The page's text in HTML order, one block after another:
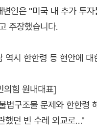
변인은 "미국 내 추가 투
주장했습니다.
역시 한한령 등 현안에
의힘 원내대표]
법구조물 문제와 한한령
했던 빈 수레 외교로…"